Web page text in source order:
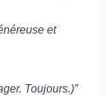
et
Toujours.)”